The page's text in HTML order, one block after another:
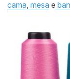
cama mesa e